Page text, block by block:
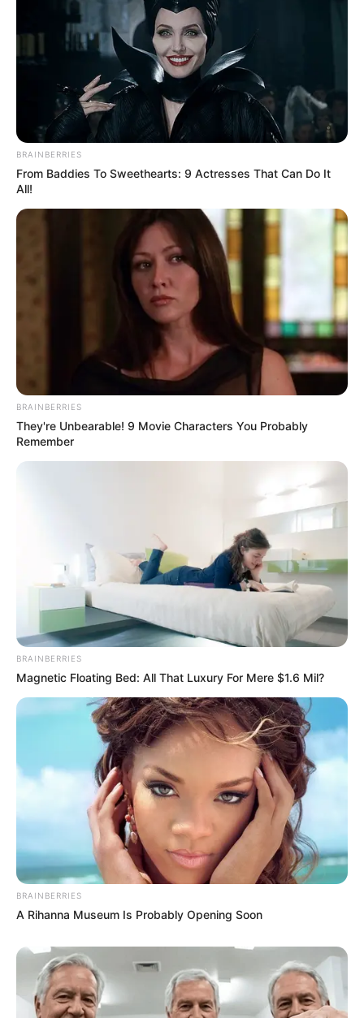
BRAINBERRIES
From Baddies To Sweethearts: 9 Actresses That Can Do It
All!
BRAINBERRIES
They're Unbearable! 9 Movie Characters You Probably
Remember
BRAINBERRIES
Magnetic Floating Bed: All That Luxury For Mere $1.6 Mil?
BRAINBERRIES
A Rihanna Museum Is Probably Opening Soon